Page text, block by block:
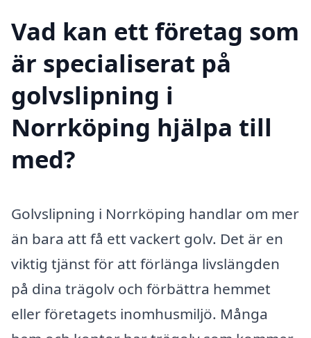
Vad kan ett företag som
är specialiserat på
golvslipning i
Norrköping hjälpa till
med?
Golvslipning i Norrköping handlar om mer
än bara att få ett vackert golv. Det är en
viktig tjänst för att förlänga livslängden
på dina trägolv och förbättra hemmet
eller företagets inomhusmiljö. Många